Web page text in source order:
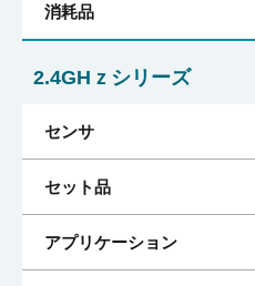
消耗品
2.4GHｚシリーズ
センサ
セット品
アプリケーション